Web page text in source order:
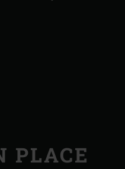
PLACE